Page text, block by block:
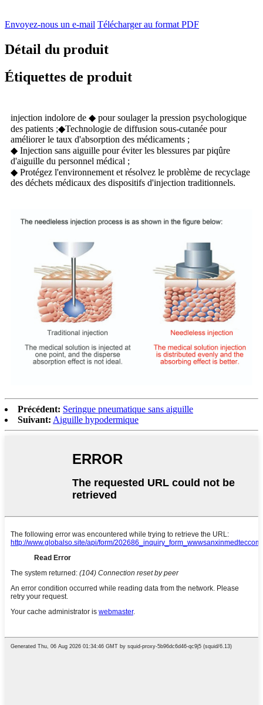
Envoyez-nous un e-mail Télécharger au format PDF
Détail du produit
Étiquettes de produit
injection indolore de ◆ pour soulager la pression psychologique
des patients ;◆Technologie de diffusion sous-cutanée pour
améliorer le taux d'absorption des médicaments ;
◆ Injection sans aiguille pour éviter les blessures par piqûre
d'aiguille du personnel médical ;
◆ Protégez l'environnement et résolvez le problème de recyclage
des déchets médicaux des dispositifs d'injection traditionnels.
Précédent: Seringue pneumatique sans aiguille
Suivant: Aiguille hypodermique